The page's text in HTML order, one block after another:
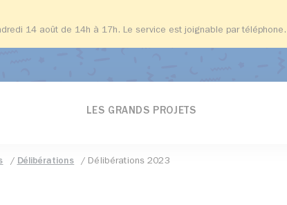
14 août de 14h à 17h. Le service est joignable par
LES GRANDS PROJETS
Délibérations Délibérations 2023